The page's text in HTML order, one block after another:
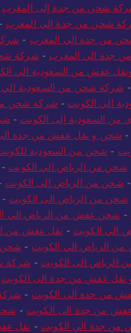
شحن من جدة إلى المغرب
شحن من جدة إلى المغرب -
من جدة الي المغرب -
جدة الي المغرب - شركة
عفش من السعودية الي
- شركة شحن من السعودية الي
الي الكويت - شركة شحن
من السعودية إلى الكويت -
- شحن و نقل عفش من جدة
- شحن من السعودية
شحن من الرياض الي الكويت -
- شحن من الرياض الى الكويت
شحن من الرياض الى الكويت -
- شحن عفش من الرياض الي
الي الكويت - نقل عفش من
الرياض الي الكويت - شحن
الرياض الى الكويت - شركة
عفش من جدة الى الكويت
من جدة الى الكويت -
من جدة الى الكويت -
جدة الي الكويت - نقل